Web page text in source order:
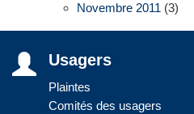
Novembre 2011 (3)
Usagers
Plaintes
Comités des usagers